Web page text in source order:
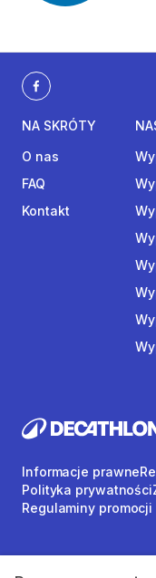
NA SKRÓTY
O nas
FAQ
Kontakt
Informacje prawne
Polityka prywatności
Regulaminy promocji